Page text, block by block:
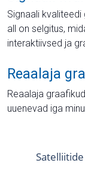
Signaali
all on selgitus,
interaktiivsed ja
Reaalaja
Reaalaja
uuenevad iga